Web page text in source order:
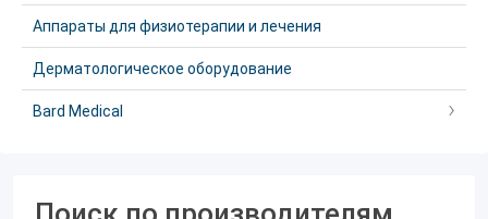
Аппараты для физиотерапии и лечения
Дерматологическое оборудование
Bard Medical